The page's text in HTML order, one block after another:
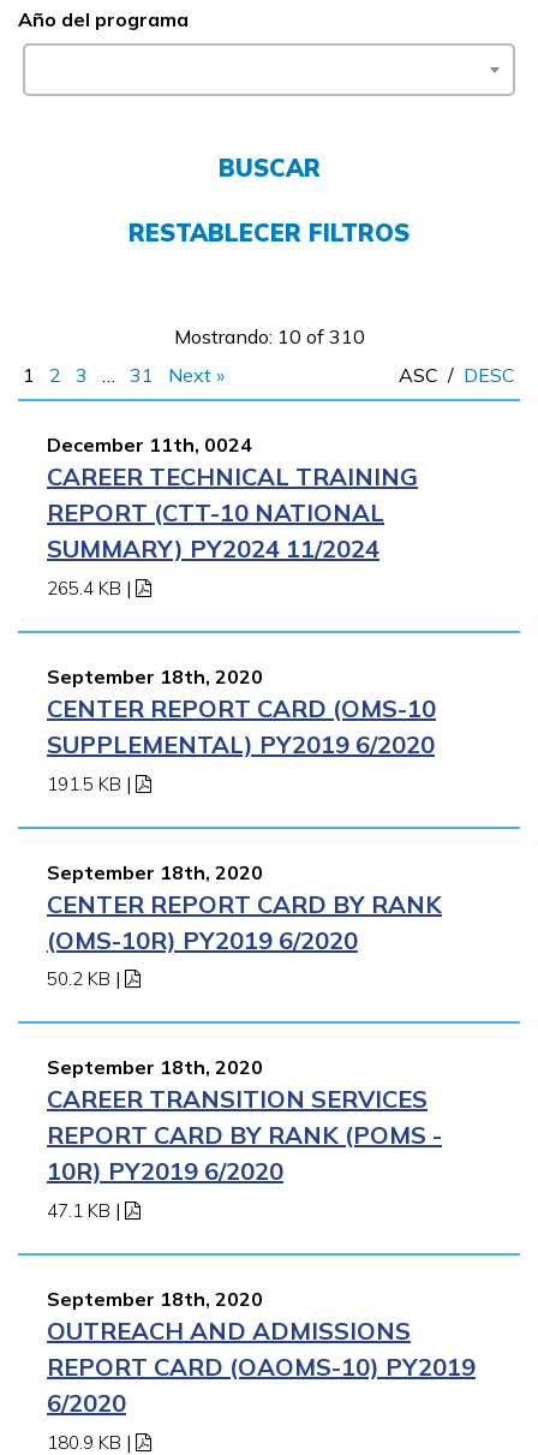
FAQs
Año del programa
BUSCAR
RESTABLECER FILTROS
Mostrando: 10 of 310
1
2 3 … 31 Next » ASC / DESC
December 11th, 0024
CAREER TECHNICAL TRAINING
REPORT (CTT-10 NATIONAL
SUMMARY) PY2024 11/2024
265.4 KB |
September 18th, 2020
CENTER REPORT CARD (OMS-10
SUPPLEMENTAL) PY2019 6/2020
191.5 KB |
September 18th, 2020
CENTER REPORT CARD BY RANK
(OMS-10R) PY2019 6/2020
50.2 KB |
September 18th, 2020
CAREER TRANSITION SERVICES
REPORT CARD BY RANK (POMS -
10R) PY2019 6/2020
47.1 KB |
September 18th, 2020
OUTREACH AND ADMISSIONS
REPORT CARD (OAOMS-10) PY2019
6/2020
180.9 KB |